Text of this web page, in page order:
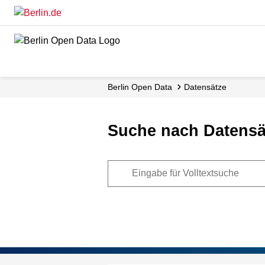
Skip
main
Berlin Open Data Datensätze
Suche nach